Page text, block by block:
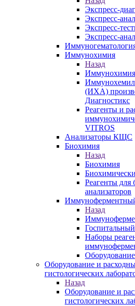
Экспресс-
Экспресс-
Экспресс-
Экспресс-
Иммунохимия
Назад
Иммунохимия
(ИХА)
Диагностикс
Реагенты и
VITROS
Анализаторы КЩС
Биохимия
Назад
Биохимия
Реагенты для
анализаторов
Назад
Наборы
Оборудование и
гистологических
Назад
Оборудование и
гистологических